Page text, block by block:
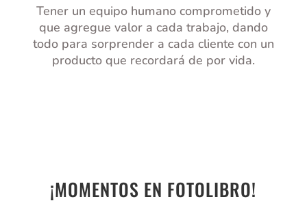
Tener un equipo humano comprometido y
que agregue valor a cada trabajo, dando
todo para sorprender a cada cliente con un
producto que recordará de por vida.
¡MOMENTOS EN FOTOLIBRO!